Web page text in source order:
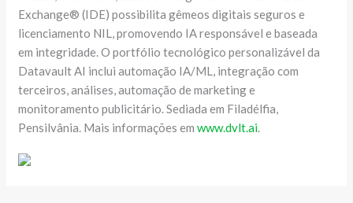
Exchange® (IDE) possibilita gêmeos digitais seguros e
licenciamento NIL, promovendo IA responsável e baseada
em integridade. O portfólio tecnológico personalizável ​​da
Datavault AI inclui automação IA/ML, integração com
terceiros, análises, automação de marketing e
monitoramento publicitário. Sediada em Filadélfia,
Pensilvânia. Mais informações emwww.dvlt.ai.